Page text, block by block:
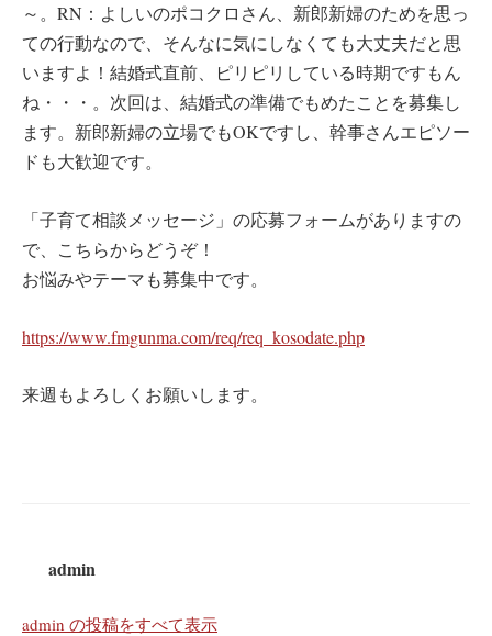
～。RN：よしいのポコクロさん、新郎新婦のためを思っ
ての行動なので、そんなに気にしなくても大丈夫だと思
いますよ！結婚式直前、ピリピリしている時期ですもん
ね・・・。次回は、結婚式の準備でもめたことを募集し
ます。新郎新婦の立場でもOKですし、幹事さんエピソー
ドも大歓迎です。
「子育て相談メッセージ」の応募フォームがありますの
で、こちらからどうぞ！
お悩みやテーマも募集中です。
https://www.fmgunma.com/req/req_kosodate.php
来週もよろしくお願いします。
admin
admin の投稿をすべて表示